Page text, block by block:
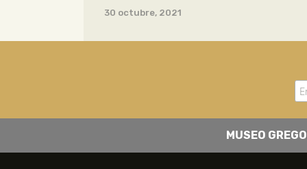
30 octubre, 2021
MUSEO